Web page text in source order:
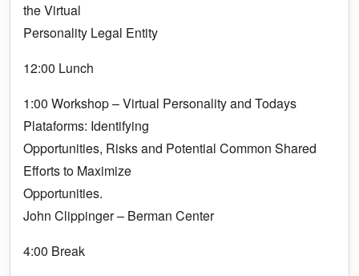
the Virtual
Personality Legal Entity
12:00 Lunch
1:00 Workshop – Virtual Personality and Todays
Plataforms: Identifying
Opportunities, Risks and Potential Common Shared
Efforts to Maximize
Opportunities.
John Clippinger – Berman Center
4:00 Break